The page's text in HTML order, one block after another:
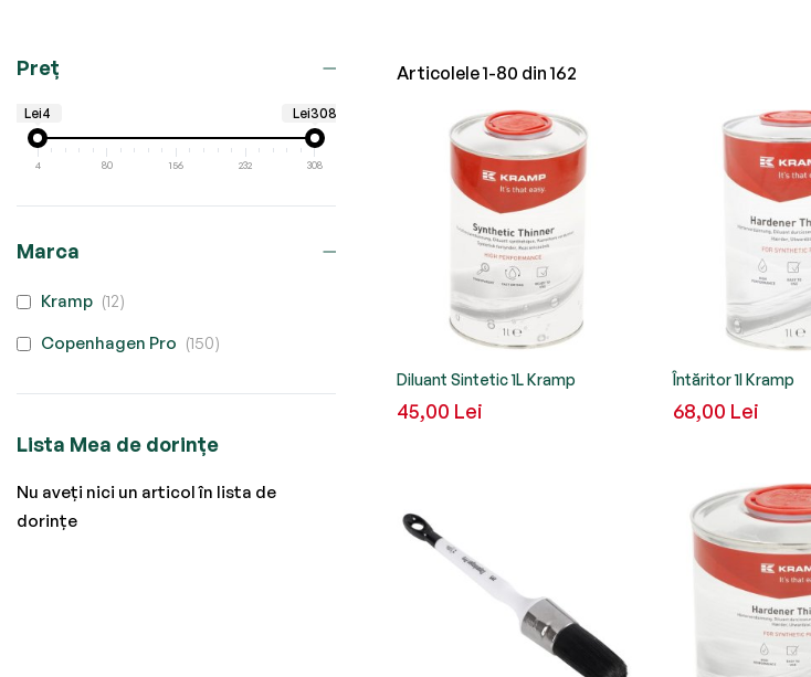
Articolele1-80 din162
Diluant Sintetic 1L Kramp
45,00 Lei
Întăritor 1l Kramp
68,00 Lei
Preț
Lei4 Lei308
4 80 156 232 308
Marca
Kramp 12produse
Copenhagen Pro 150produse
Lista Mea de dorințe
Nu aveți nici un articol în lista de
dorințe